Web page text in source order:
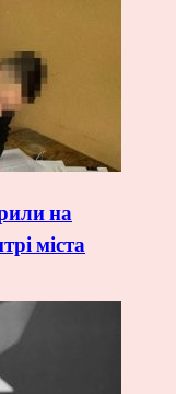
на
міста